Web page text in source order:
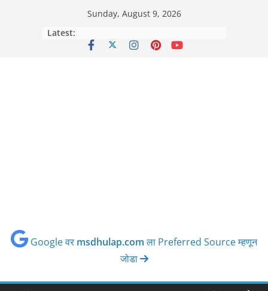
Sunday, August 9, 2026
Latest:
Google वर msdhulap.comला Preferred Source म्हणून
जोडा